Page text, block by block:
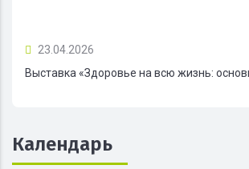
23.04.2026
Выставка «Здоровье на всю жизнь:
Календарь